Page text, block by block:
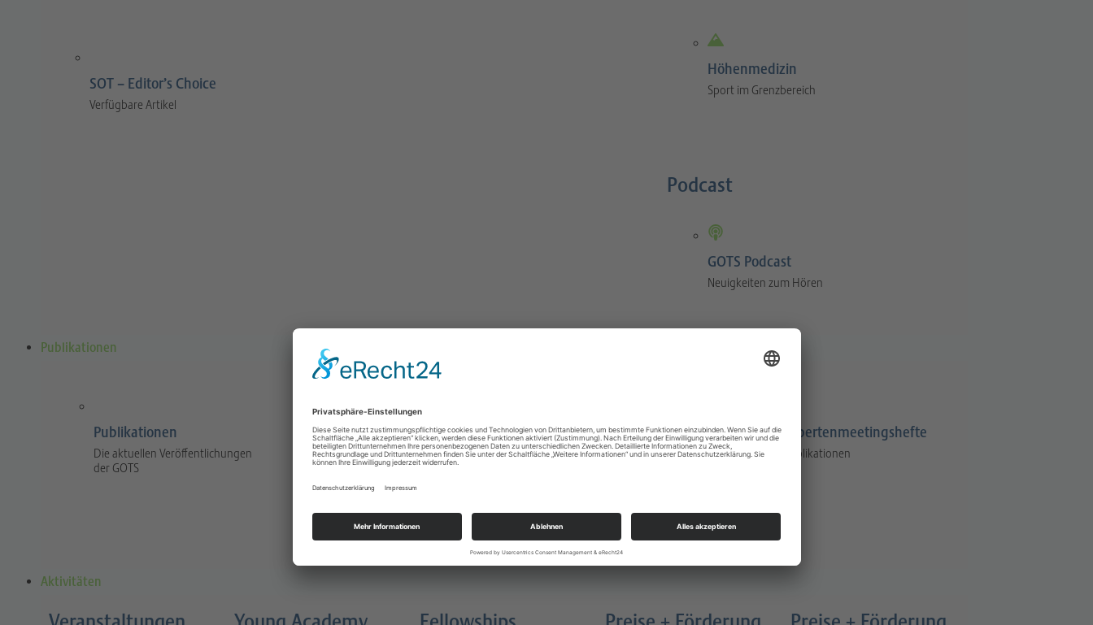
SOT – Editor’s Choice
Verfügbare Artikel
Höhenmedizin
Sport im Grenzbereich
Podcast
GOTS Podcast
Neuigkeiten zum Hören
Publikationen
Publikationen
Die aktuellen Veröffentlichungen
der GOTS
Sports Orthopaedics and
Traumatology
and practical sport orthopaedics
GOTS-Manual
Sportverletzungen
Expertenmeetingshefte
Publikationen
Aktivitäten